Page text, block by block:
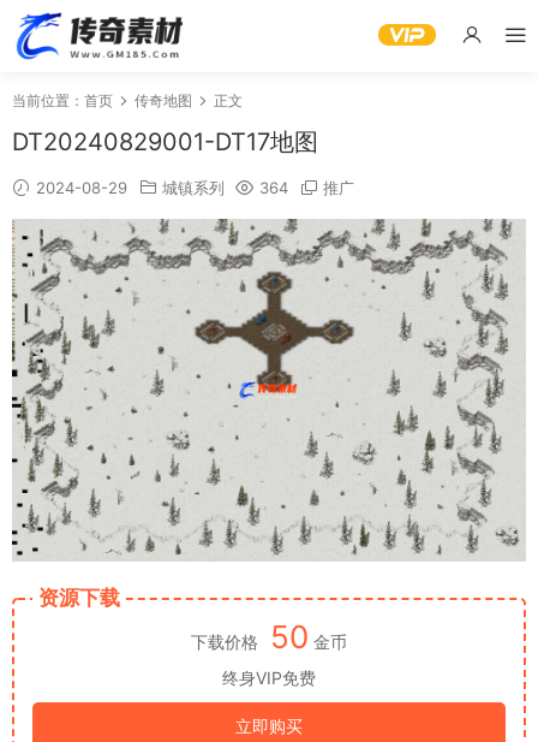
当前位置： 首页 传奇地图 正文
DT20240829001-DT17地图
2024-08-29 城镇系列 364 推广
资源下载
下载价格 50 金币
终身VIP免费
立即购买